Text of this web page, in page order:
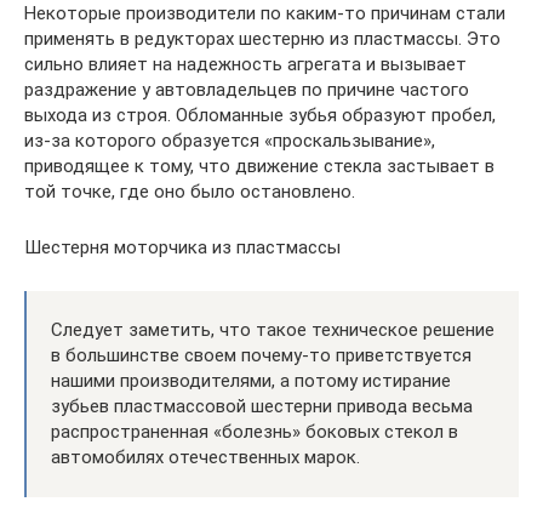
Некоторые производители по каким-то причинам стали
применять в редукторах шестерню из пластмассы. Это
сильно влияет на надежность агрегата и вызывает
раздражение у автовладельцев по причине частого
выхода из строя. Обломанные зубья образуют пробел,
из-за которого образуется «проскальзывание»,
приводящее к тому, что движение стекла застывает в
той точке, где оно было остановлено.
Шестерня моторчика из пластмассы
Следует заметить, что такое техническое решение
в большинстве своем почему-то приветствуется
нашими производителями, а потому истирание
зубьев пластмассовой шестерни привода весьма
распространенная «болезнь» боковых стекол в
автомобилях отечественных марок.